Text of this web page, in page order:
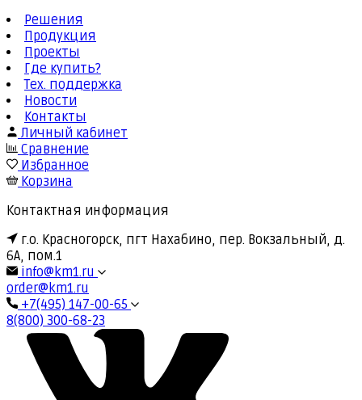
Решения
Продукция
Проекты
Где купить?
Тех. поддержка
Новости
Контакты
Личный кабинет
Сравнение
Избранное
Корзина
Контактная информация
г.о. Красногорск, пгт Нахабино, пер. Вокзальный, д.
6А, пом.1
info@km1.ru
order@km1.ru
+7(495) 147-00-65
8(800) 300-68-23